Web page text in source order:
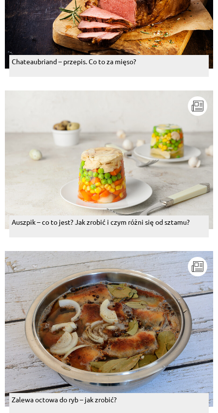
Chateaubriand – przepis. Co to za mięso?
Auszpik – co to jest? Jak zrobić i czym różni się od sztamu?
Zalewa octowa do ryb – jak zrobić?